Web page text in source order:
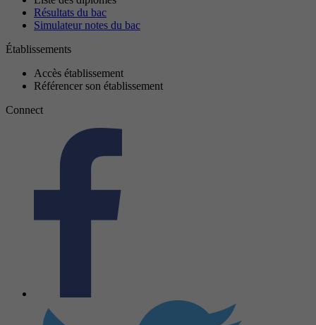
Résultats du bac
Simulateur notes du bac
Établissements
Accès établissement
Référencer son établissement
Connect